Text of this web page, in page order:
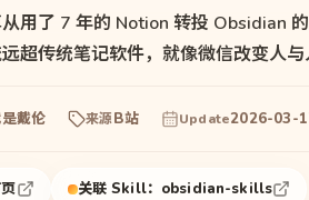
用了 7 年的 Notion 转投 Obsidian
超传统笔记软件，就像微信改变人
戴伦 来源B站 Update2026-03-
关联 Skill： obsidian-skills